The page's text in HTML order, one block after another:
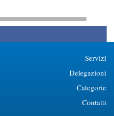
Servizi
Delegazioni
Categorie
Contatti